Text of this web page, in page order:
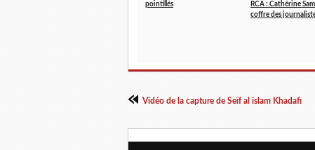
pointillés
RCA : Cathérine
coffre des
Vidéo de la capture de Seïf al islam Khadafi